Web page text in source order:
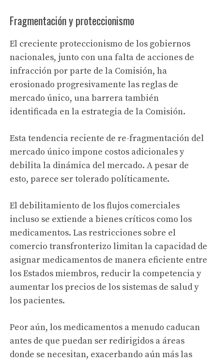
Fragmentación y proteccionismo
El creciente proteccionismo de los gobiernos
nacionales, junto con una falta de acciones de
infracción por parte de la Comisión, ha
erosionado progresivamente las reglas de
mercado único, una barrera también
identificada en la estrategia de la Comisión.
Esta tendencia reciente de re-fragmentación del
mercado único impone costos adicionales y
debilita la dinámica del mercado. A pesar de
esto, parece ser tolerado políticamente.
El debilitamiento de los flujos comerciales
incluso se extiende a bienes críticos como los
medicamentos. Las restricciones sobre el
comercio transfronterizo limitan la capacidad de
asignar medicamentos de manera eficiente entre
los Estados miembros, reducir la competencia y
aumentar los precios de los sistemas de salud y
los pacientes.
Peor aún, los medicamentos a menudo caducan
antes de que puedan ser redirigidos a áreas
donde se necesitan, exacerbando aún más las